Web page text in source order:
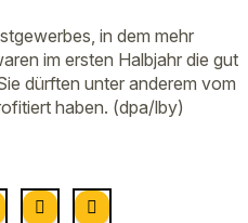
in dem mehr
im ersten Halbjahr die gut
dürften unter anderem vom
haben. (dpa/lby)